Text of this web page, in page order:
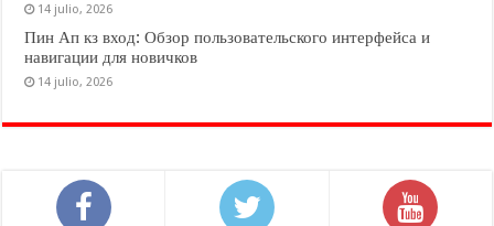
14 julio, 2026
Пин Ап кз вход: Обзор пользовательского интерфейса и
навигации для новичков
14 julio, 2026